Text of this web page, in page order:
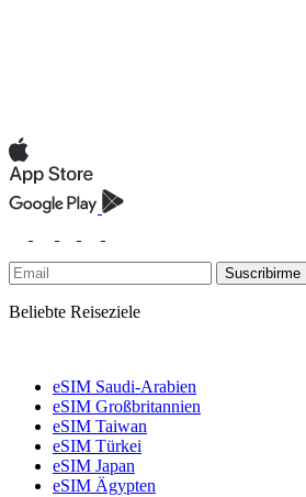
Suscribirme
Beliebte Reiseziele
eSIM Saudi-Arabien
eSIM Großbritannien
eSIM Taiwan
eSIM Türkei
eSIM Japan
eSIM Ägypten